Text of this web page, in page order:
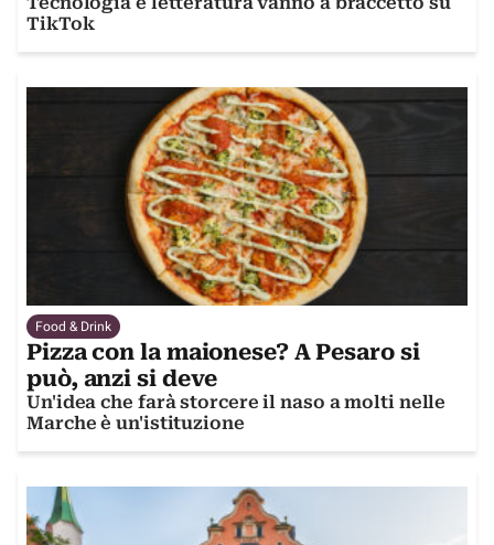
TikTok
Food & Drink
Pizza con la maionese? A Pesaro si
può, anzi si deve
Un'idea che farà storcere il naso a molti nelle
Marche è un'istituzione